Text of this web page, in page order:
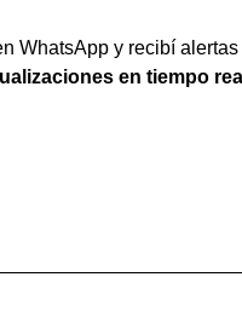
WhatsApp y recibí
en tiempo